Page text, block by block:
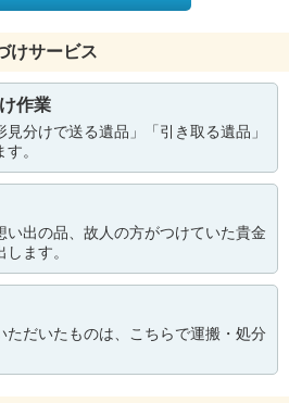
けサービス
作業
見分けで送る遺品」「引き取る遺品」
。
い出の品、故人の方がつけていた貴金
ます。
ただいたものは、こちらで運搬・処分